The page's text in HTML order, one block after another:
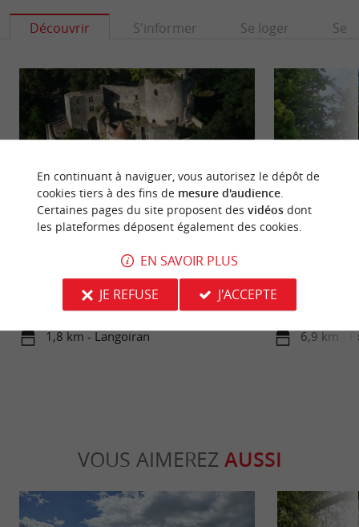
Découvrir S'informer Se loger Se
Le Château de Langoiran est un ancien château
fort du Moyen-âge, qui a connu la Guerre de 100
ans. Il se situe au ...
1,8 km - Langoiran
de Podensac, sur
aménagé ...
6,9 km -
VOUS AIMEREZ AUSSI
En continuant à naviguer, vous autorisez le dépôt de
cookies tiers à des fins de mesure d'audience.
Certaines pages du site proposent des vidéosdont
les plateformes déposent également des cookies.
EN SAVOIR PLUS
JE REFUSE
J'ACCEPTE